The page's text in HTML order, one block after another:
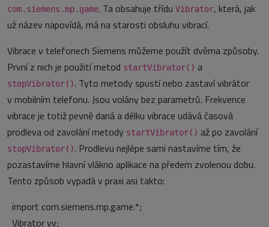
com.siemens.mp.game. Ta obsahuje třídu Vibrator, která, jak
už název napovídá, má na starosti obsluhu vibrací.
Vibrace v telefonech Siemens můžeme použít dvěma způsoby.
První z nich je použití metod startVibrator() a
stopVibrator(). Tyto metody spustí nebo zastaví vibrátor
v mobilním telefonu. Jsou volány bez parametrů. Frekvence
vibrace je totiž pevně daná a délku vibrace udává časová
prodleva od zavolání metody startVibrator() až po zavolání
stopVibrator(). Prodlevu nejlépe sami nastavíme tím, že
pozastavíme hlavní vlákno aplikace na předem zvolenou dobu.
Tento způsob vypadá v praxi asi takto:
import com.siemens.mp.game.*;
Vibrator vv;